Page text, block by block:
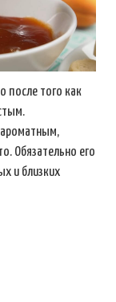
после того как
Обязательно его
и близких